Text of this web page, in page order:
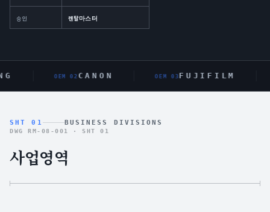
승인 렌탈마스터
OEM 0 2CANON OEM 0 3FUJIFILM
SHT 01 BUSINESS DIVISIONS
DWG RM-08-001 ·SHT 01
사업영역